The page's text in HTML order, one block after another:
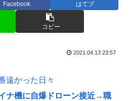
Facebook はてブ
コピー
2021.04.13 23:57
遠かった日々
ナ機に自爆ドローン接近→職